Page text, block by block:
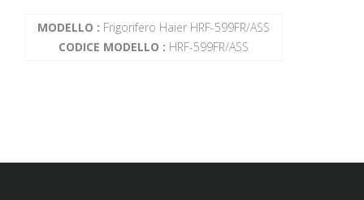
MODELLO : Frigorifero Haier HRF-599FR/ASS
CODICE MODELLO : HRF-599FR/ASS